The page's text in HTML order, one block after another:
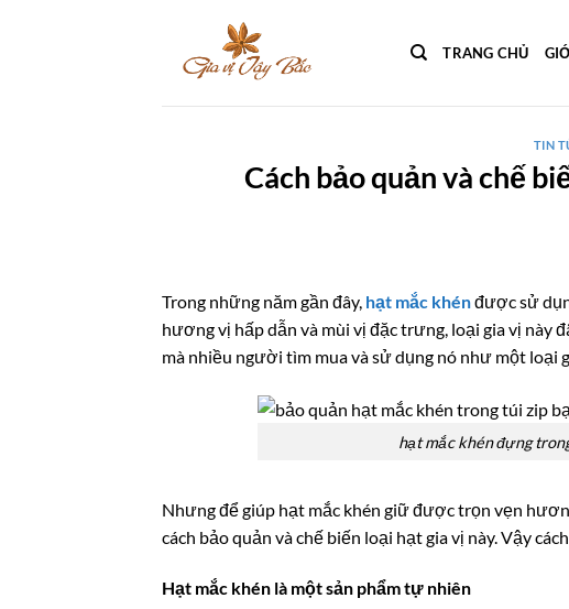
TRANG CHỦ
TIN
Cách bảo quản và chế
Trong những năm gần đây, hạt mắc khénđược sử
hương vị hấp dẫn và mùi vị đặc trưng, loại gia vị này
mà nhiều người tìm mua và sử dụng nó như một loại
hạt mắc khén đựng
Nhưng để giúp hạt mắc khén giữ được trọn vẹn
cách bảo quản và chế biến loại hạt gia vị này. Vậy
Hạt mắc khén là một sản phẩm tự nhiên